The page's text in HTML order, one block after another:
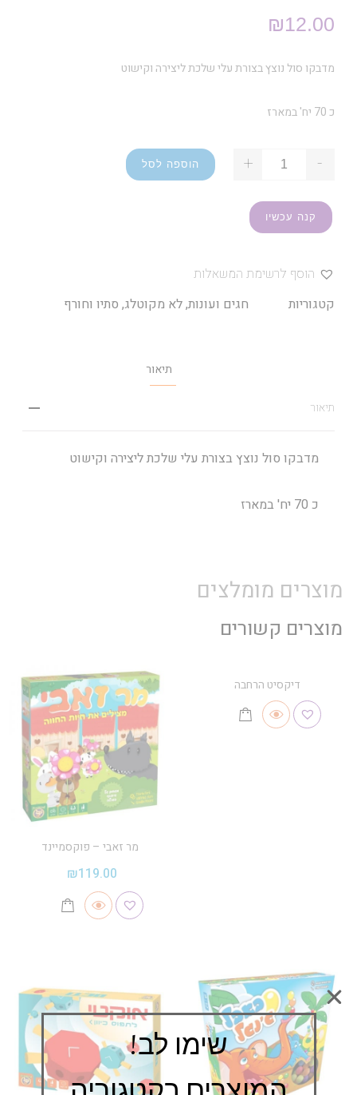
₪12.00
מדבקו סול נוצץ בצורת עלי שלכת ליצירה וקישוט
כ 70 יח' במארז
-
+ הוספה לסל
קנה עכשיו
הוסף לרשימת המשאלות
קטגוריות
חגים ועונות,לא מקוטלג, סתיו וחורף
תיאור
תיאור
מדבקו סול נוצץ בצורת עלי שלכת ליצירה וקישוט
כ 70 יח' במארז
מוצרים מומלצים
מוצרים קשורים
דיקסיט הרחבה
מר זאבי – פוקסמיינד
₪119.00
שימו לב!